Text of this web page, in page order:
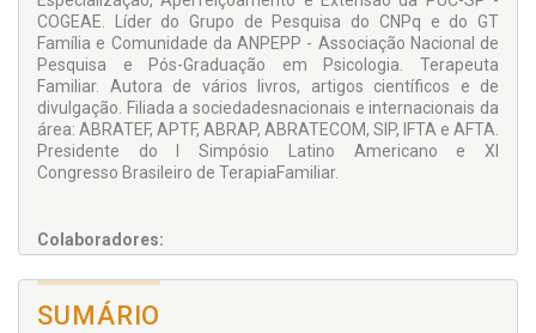
COGEAE. Líder do Grupo de Pesquisa do CNPq e do GT
Família e Comunidade da ANPEPP - Associação Nacional de
Pesquisa e Pós-Graduação em Psicologia. Terapeuta
Familiar. Autora de vários livros, artigos científicos e de
divulgação. Filiada a sociedadesnacionais e internacionais da
área: ABRATEF, APTF, ABRAP, ABRATECOM, SIP, IFTA e AFTA.
Presidente do I Simpósio Latino Americano e XI
Congresso Brasileiro de TerapiaFamiliar.
Colaboradores:
Aline Luiza de Carvalho
SUMÁRIO